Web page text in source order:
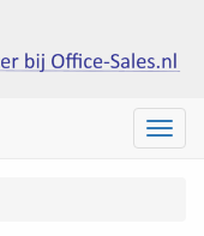
Menu